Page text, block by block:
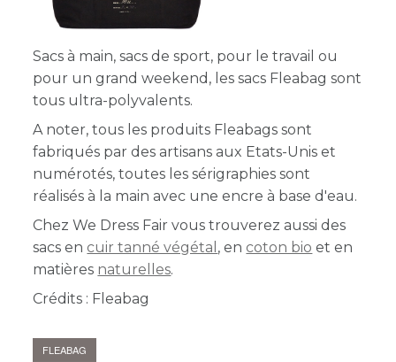
Sacs à main, sacs de sport, pour le travail ou
pour un grand weekend, les sacs Fleabag sont
tous ultra-polyvalents.
A noter, tous les produits Fleabags sont
fabriqués par des artisans aux Etats-Unis et
numérotés, toutes les sérigraphies sont
réalisés à la main avec une encre à base d'eau.
Chez We Dress Fairvous trouverez aussi des
sacs en cuir tanné végétal , en coton bio et en
matières naturelles.
Crédits : Fleabag
FLEABAG